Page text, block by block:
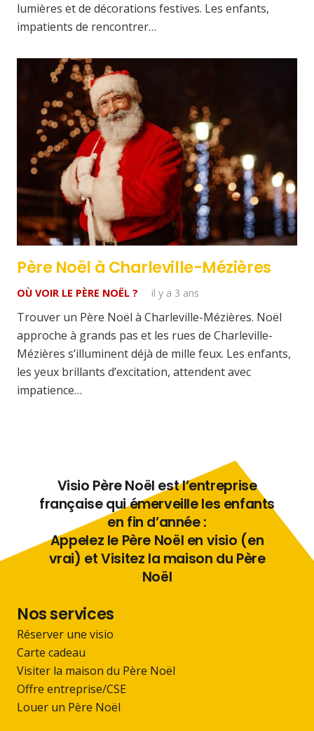
lumières et de décorations festives. Les enfants,
impatients de rencontrer…
Père Noël à Charleville-Mézières
OÙ VOIR LE PÈRE NOËL ? il y a 3 ans
Trouver un Père Noël à Charleville-Mézières. Noël
approche à grands pas et les rues de Charleville-
Mézières s’illuminent déjà de mille feux. Les enfants,
les yeux brillants d’excitation, attendent avec
impatience…
Visio Père Noël est l’entreprise
française qui émerveille les enfants
en fin d’année :
Appelez le Père Noël en visio (en
vrai) et Visitez la maison du Père
Noël
Nos services
Réserver une visio
Carte cadeau
Visiter la maison du Père Noël
Offre entreprise/CSE
Louer un Père Noël